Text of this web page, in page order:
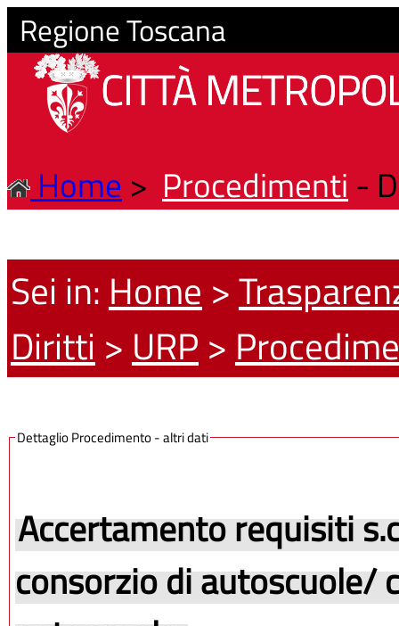
Regione Toscana
CITTÀ
Home > Procedimenti -
Sei in: Home >
Diritti > URP >
Dettaglio Procedimento - altri dati
Accertamento requisiti
consorzio di autoscuole/